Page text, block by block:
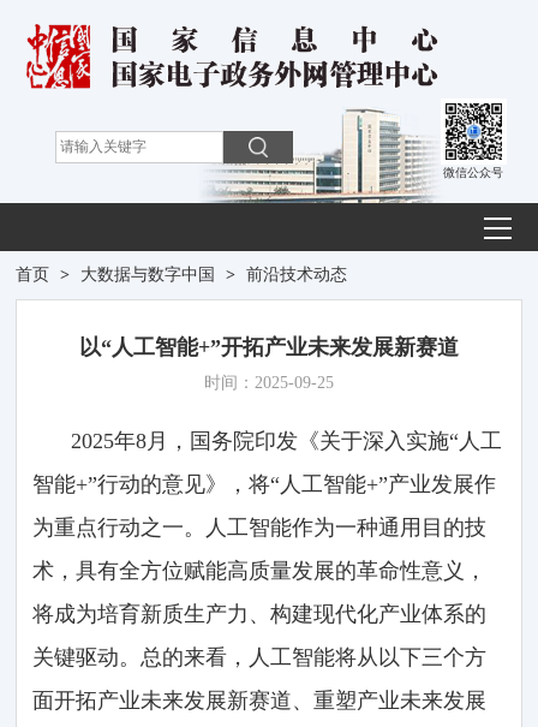
微信公众号
首页 > 大数据与数字中国 > 前沿技术动态
以“人工智能+”开拓产业未来发展新赛道
时间：2025-09-25
2025年8月，国务院印发《关于深入实施“人工
智能+”行动的意见》，将“人工智能+”产业发展作
为重点行动之一。人工智能作为一种通用目的技
术，具有全方位赋能高质量发展的革命性意义，
将成为培育新质生产力、构建现代化产业体系的
关键驱动。总的来看，人工智能将从以下三个方
面开拓产业未来发展新赛道、重塑产业未来发展